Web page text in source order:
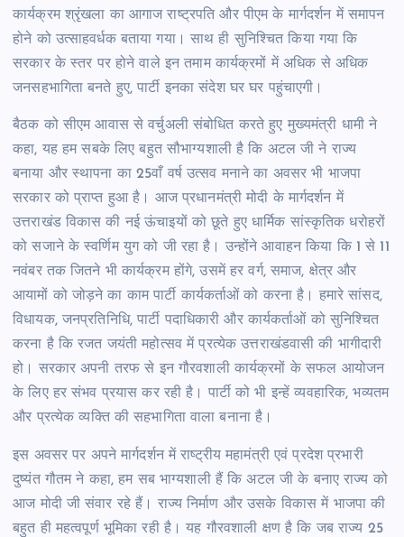
कार्यक्रम श्रृंखला का आगाज राष्ट्रपति और पीएम के मार्गदर्शन में समापन
होने को उत्साहवर्धक बताया गया। साथ ही सुनिश्चित किया गया कि
सरकार के स्तर पर होने वाले इन तमाम कार्यक्रमों में अधिक से अधिक
जनसहभागिता बनते हुए, पार्टी इनका संदेश घर घर पहुंचाएगी।
बैठक को सीएम आवास से वर्चुअली संबोधित करते हुए मुख्यमंत्री धामी ने
कहा, यह हम सबके लिए बहुत सौभाग्यशाली है कि अटल जी ने राज्य
बनाया और स्थापना का 25वाँ वर्ष उत्सव मनाने का अवसर भी भाजपा
सरकार को प्राप्त हुआ है। आज प्रधानमंत्री मोदी के मार्गदर्शन में
उत्तराखंड विकास की नई ऊंचाइयों को छूते हुए धार्मिक सांस्कृतिक धरोहरों
को सजाने के स्वर्णिम युग को जी रहा है। उन्होंने आवाहन किया कि 1 से 11
नवंबर तक जितने भी कार्यक्रम होंगे, उसमें हर वर्ग, समाज, क्षेत्र और
आयामों को जोड़ने का काम पार्टी कार्यकर्ताओं को करना है। हमारे सांसद,
विधायक, जनप्रतिनिधि, पार्टी पदाधिकारी और कार्यकर्ताओं को सुनिश्चित
करना है कि रजत जयंती महोत्सव में प्रत्येक उत्तराखंडवासी की भागीदारी
हो। सरकार अपनी तरफ से इन गौरवशाली कार्यक्रमों के सफल आयोजन
के लिए हर संभव प्रयास कर रही है। पार्टी को भी इन्हें व्यवहारिक, भव्यतम
और प्रत्येक व्यक्ति की सहभागिता वाला बनाना है।
इस अवसर पर अपने मार्गदर्शन में राष्ट्रीय महामंत्री एवं प्रदेश प्रभारी
दुष्यंत गौतम ने कहा, हम सब भाग्यशाली हैं कि अटल जी के बनाए राज्य को
आज मोदी जी संवार रहे हैं। राज्य निर्माण और उसके विकास में भाजपा की
बहुत ही महत्वपूर्ण भूमिका रही है। यह गौरवशाली क्षण है कि जब राज्य 25